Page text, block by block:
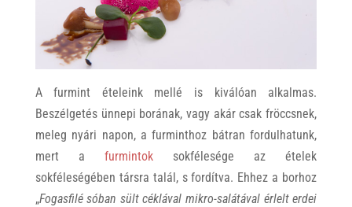
A furmint ételeink mellé is kiválóan alkalmas.
Beszélgetés ünnepi borának, vagy akár csak fröccsnek,
meleg nyári napon, a furminthoz bátran fordulhatunk,
mert a furmintoksokfélesége az ételek
sokféleségében társra talál, s fordítva. Ehhez a borhoz
„Fogasfilé sóban sült céklával mikro-salátával érlelt erdei